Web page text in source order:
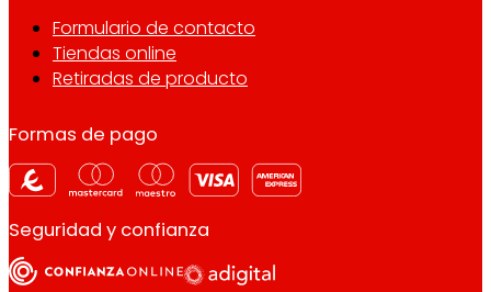
Formulario de contacto
Tiendas online
Retiradas de producto
Formas de pago
Seguridad y confianza